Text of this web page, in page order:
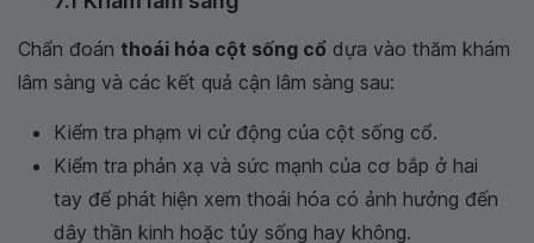
Chẩn đoán thoái hóa cột sống cổ dựa vào thăm khám
lâm sàng và các kết quả cận lâm sàng sau:
Kiểm tra phạm vi cử động của cột sống cổ.
Kiểm tra phản xạ và sức mạnh của cơ bắp ở hai
tay để phát hiện xem thoái hóa có ảnh hưởng đến
dây thần kinh hoặc tủy sống hay không.